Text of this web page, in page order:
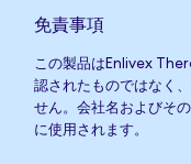
免責事項
この製品はEnlivex
認されたものではなく
せん。会社名およびそ
に使用されます。